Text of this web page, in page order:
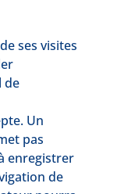
ses visites
de
Un
pas
enregistrer
de